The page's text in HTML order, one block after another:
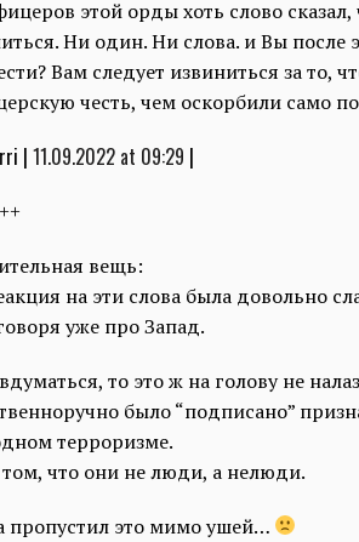
этой орды хоть слово
Ни один. Ни слова. и Вы после
Вам следует извиниться за то,
честь, чем оскорбили само
| 11.09.2022 at 09:29 |
вещь:
на эти слова была довольно
уже про Запад.
то это ж на голову не
было “подписано”
терроризме.
что они не люди, а нелюди.
пропустил это мимо ушей…